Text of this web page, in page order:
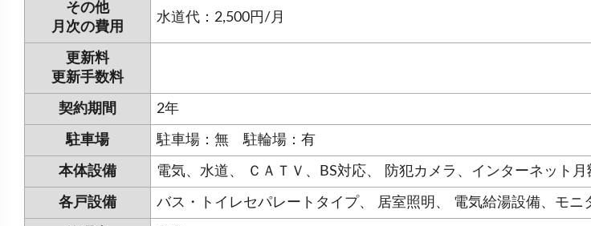
その他
月次の費用
水道代：2,500円/月
更新料
更新手数料
契約期間 2年
駐車場 駐車場：無 駐輪場：有
本体設備 電気、水道、 ＣＡＴＶ、BS対応、 防犯カメラ、インターネット
各戸設備 バス・トイレセパレートタイプ、 居室照明、 電気給湯設備、モ